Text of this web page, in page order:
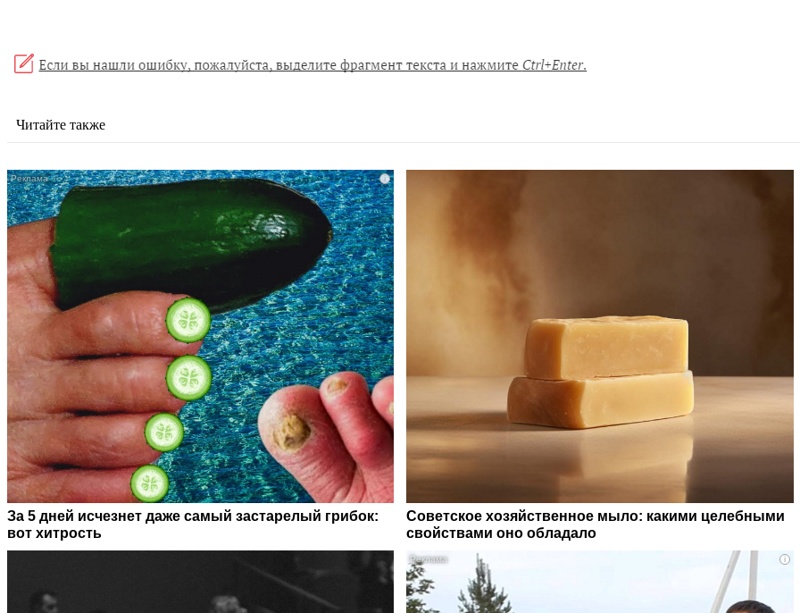
Читайте также
i
За 5 дней исчезнет даже самый застарелый грибок:
вот хитрость
Советское хозяйственное мыло: какими целебными
свойствами оно обладало
i